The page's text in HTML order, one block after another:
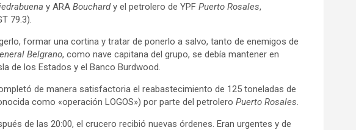
y ARA Bouchardy el petrolero de YPF Puerto Rosales,
79.3).
formar una cortina y tratar de ponerlo a salvo, tanto de enemigos de
Belgrano, como nave capitana del grupo, se debía mantener en
de los Estados y el Banco Burdwood.
de manera satisfactoria el reabastecimiento de 125 toneladas de
como «operación LOGOS») por parte del petrolero Puerto Rosales.
de las 20:00, el crucero recibió nuevas órdenes. Eran urgentes y de